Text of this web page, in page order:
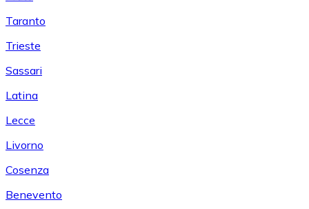
Taranto
Trieste
Sassari
Latina
Lecce
Livorno
Cosenza
Benevento